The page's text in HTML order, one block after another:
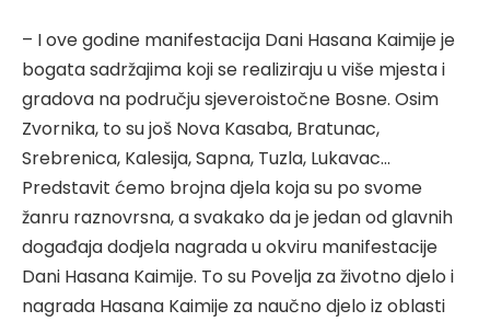
– I ove godine manifestacija Dani Hasana Kaimije je
bogata sadržajima koji se realiziraju u više mjesta i
gradova na području sjeveroistočne Bosne. Osim
Zvornika, to su još Nova Kasaba, Bratunac,
Srebrenica, Kalesija, Sapna, Tuzla, Lukavac…
Predstavit ćemo brojna djela koja su po svome
žanru raznovrsna, a svakako da je jedan od glavnih
događaja dodjela nagrada u okviru manifestacije
Dani Hasana Kaimije. To su Povelja za životno djelo i
nagrada Hasana Kaimije za naučno djelo iz oblasti